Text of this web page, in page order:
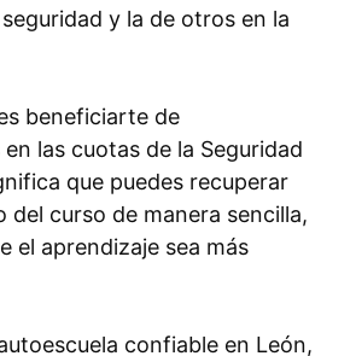
y la de otros en la
beneficiarte de
las cuotas de la Seguridad
que puedes recuperar
del curso de manera sencilla,
el aprendizaje sea más
confiable en León,